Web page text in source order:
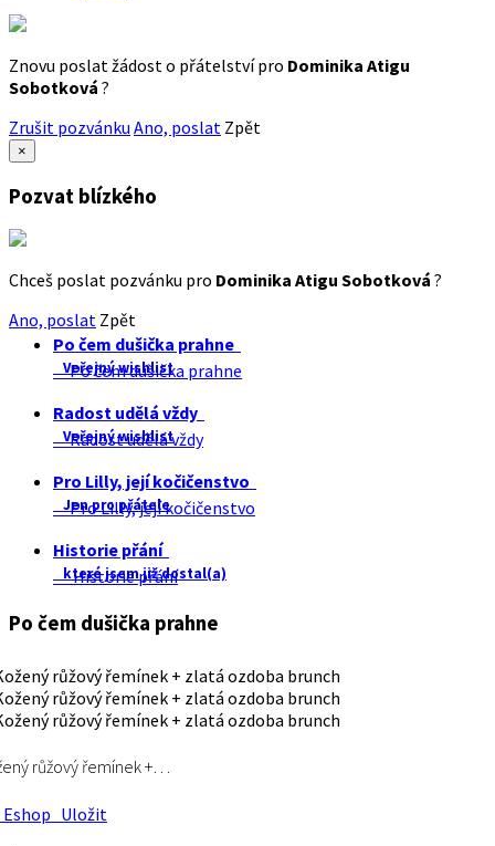
Znovu poslat žádost o přátelství pro Dominika Atigu
Sobotková ?
Zrušit pozvánku Ano, poslat Zpět
×
Pozvat blízkého
Chceš poslat pozvánku pro Dominika Atigu Sobotková ?
Ano, poslat Zpět
Po čem dušička prahne
Veřejný wishlist
Po čem dušička prahne
Radost udělá vždy
Veřejný wishlist
Radost udělá vždy
Pro Lilly, její kočičenstvo
Jen pro přátele
Pro Lilly, její kočičenstvo
Historie přání
které jsem již dostal(a)
Historie přání
Po čem dušička prahne
růžový řemínek +…
Uložit